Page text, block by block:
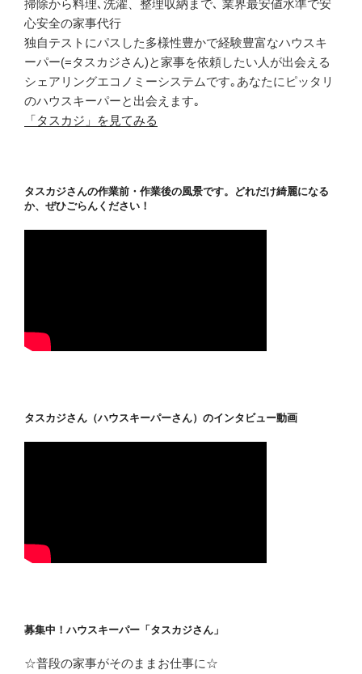
掃除から料理､洗濯、整理収納まで､ 業界最安値水準で安
心安全の家事代行
独自テストにパスした多様性豊かで経験豊富なハウスキ
ーパー(=タスカジさん)と家事を依頼したい人が出会える
シェアリングエコノミーシステムです｡あなたにピッタリ
のハウスキーパーと出会えます｡
「タスカジ」を見てみる
タスカジさんの作業前・作業後の風景です。どれだけ綺麗になる
か、ぜひごらんください！
タスカジさん（ハウスキーパーさん）のインタビュー動画
募集中！ハウスキーパー「タスカジさん」
☆普段の家事がそのままお仕事に☆